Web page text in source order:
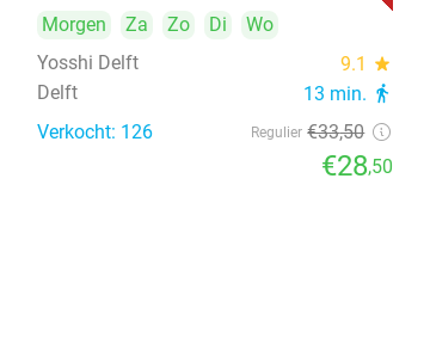
Morgen Za Zo Di
Wo
Yosshi Delft
9.1 star
Delft 13 min. directions_walk
Verkocht: 126 Regulier €33,50
€28,50